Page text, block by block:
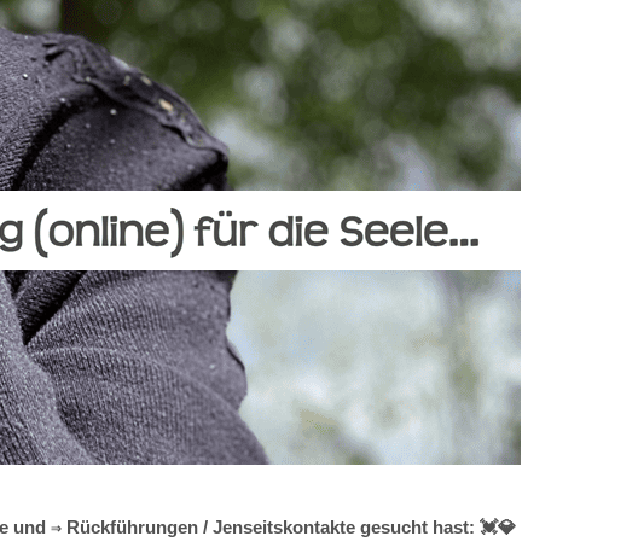
und ⇒ Rückführungen / Jenseitskontakte gesucht hast: 💓️💎